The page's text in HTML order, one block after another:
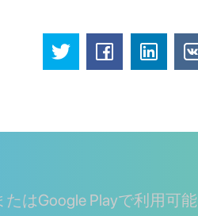
はGoogle Playで利用可能